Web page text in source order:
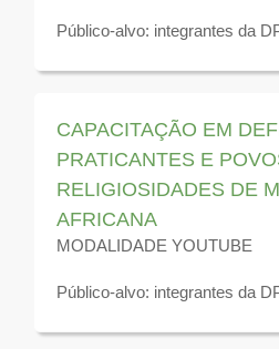
Público-alvo: integrantes da
Disponível para visualização
CAPACITAÇÃO EM
PRATICANTES E
RELIGIOSIDADES DE
AFRICANA
MODALIDADE YOUTUBE
Público-alvo: integrantes da
Disponível para visualização